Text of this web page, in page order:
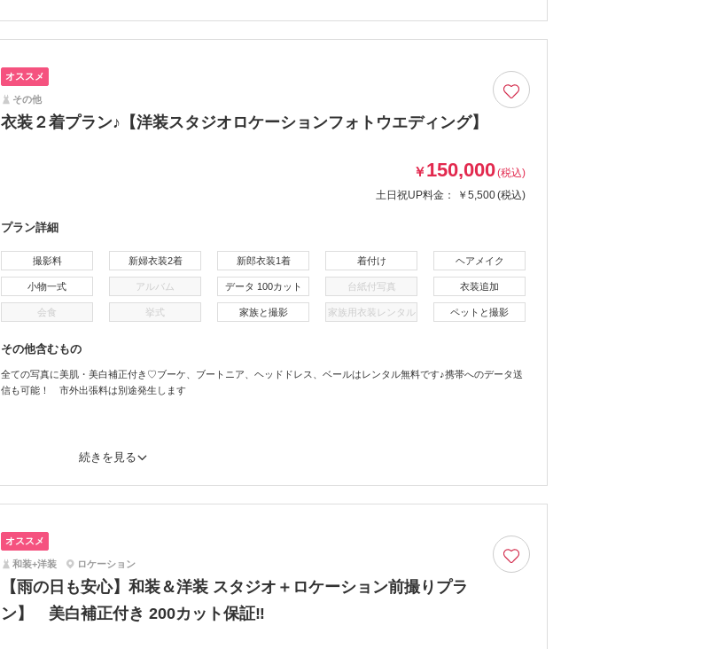
オススメ
その他
衣装２着プラン♪【洋装スタジオロケーションフォトウエディング】
￥150,000(税込)
土日祝UP料金：
￥5,500(税込)
プラン詳細
撮影料 新婦衣装2着 新郎衣装1着 着付け ヘアメイク
小物一式 アルバム データ 100カット 台紙付写真 衣装追加
会食 挙式 家族と撮影 家族用衣装レンタル ペットと撮影
その他含むもの
全ての写真に美肌・美白補正付き♡ブーケ、ブートニア、ヘッドドレス、ベールはレンタル無料です♪携帯へのデータ送
信も可能！ 市外出張料は別途発生します
続きを見る
オススメ
和装+洋装 ロケーション
【雨の日も安心】和装＆洋装 スタジオ＋ロケーション前撮りプラ
ン】 美白補正付き 200カット保証‼︎